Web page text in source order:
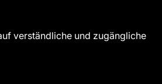
verständliche und zugängliche